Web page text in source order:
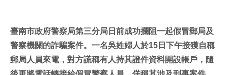
facebook
臺南市政府警察局第三分局日前成功攔阻一起假冒郵局及
警察機關的詐騙案件。一名吳姓婦人於15日下午接獲自稱
郵局人員來電，對方謊稱有人持其證件資料開設帳戶，隨